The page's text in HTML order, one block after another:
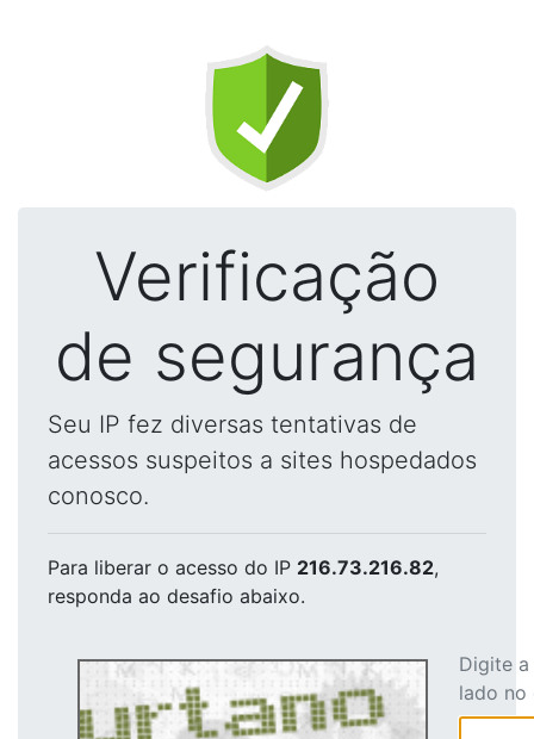
Verificação
de segurança
Seu IP fez diversas tentativas de
acessos suspeitos a sites hospedados
conosco.
Para liberar o acesso do IP 216.73.216.82,
responda ao desafio abaixo.
Digite
lado no